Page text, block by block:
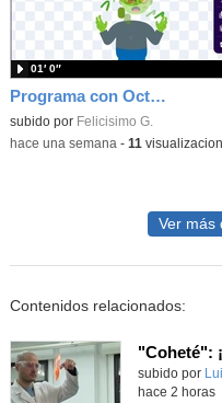
Programa con OctoStudio, un juego homenajeando al House of the dead con Zombies
Contenido educativo.
subido por Felicisimo G.
01′ 0″
-hace una semana - 11
Ver más
Contenidos relacionados:
"Coheté":
Contenido
subido por
hace 2 horas